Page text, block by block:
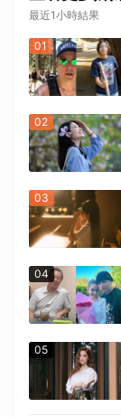
最近1小時結果
01
02
03
04
05